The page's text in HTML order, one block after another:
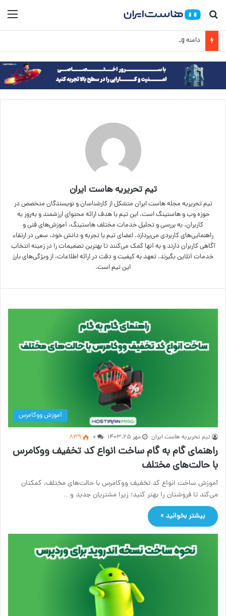
جستجو برای
دامنه org چیست و برای چه سایت‌هایی مناسب است؟
تیم تحریریه هاست ایران
تیم تحریریه مجله هاست ایران متشکل از کارشناسان و نویسندگان متخصص در
حوزه وب و هاستینگ است. این تیم با هدف ارائه محتوای ارزشمند و به‌روز به
کاربران، به بررسی و تحلیل خدمات مختلف هاستینگ، آموزش‌های فنی و
راهنمایی‌های کاربردی می‌پردازد. اعضای تیم با تجربه و دانش خود، سعی در ارتقاء
آگاهی کاربران دارند و به آنها کمک می‌کنند تا بهترین تصمیمات را در زمینه انتخاب
خدمات آنلاین بگیرند. تعهد به کیفیت و دقت در ارائه اطلاعات، از ویژگی‌های بارز
این تیم است.
آموزش ووکامرس
تیم تحریریه هاست ایران مهر ۲۵, ۱۴۰۳ ۰ 839
راهنمای گام به گام ساخت انواع کد تخفیف ووکامرس
با حالت‌های مختلف
آموزش ساخت انواع کد تخفیف ووکامرس با حالت‌های مختلف، کمکتان
می‌کند تا فروشتان را بهتر کنید؛ زیرا مشتریان جدید و…
بیشتر بخوانید »